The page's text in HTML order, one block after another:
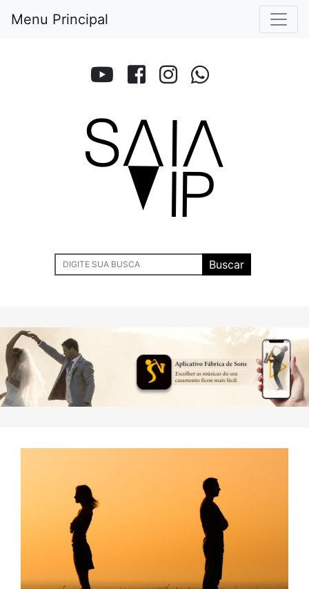
Menu Principal
Buscar